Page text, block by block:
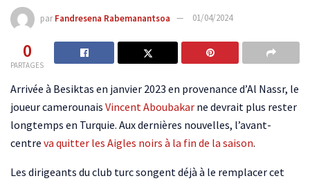
par Fandresena Rabemanantsoa 01/04/2024
0
PARTAGES
Arrivée à Besiktas en janvier 2023 en provenance d’Al Nassr, le
joueur camerounais Vincent Aboubakar ne devrait plus rester
longtemps en Turquie. Aux dernières nouvelles, l’avant-
centre va quitter les Aigles noirs à la fin de la saison.
Les dirigeants du club turc songent déjà à le remplacer cet